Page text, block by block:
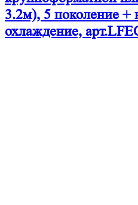
3.2м), 5 поколение +
охлаждение,